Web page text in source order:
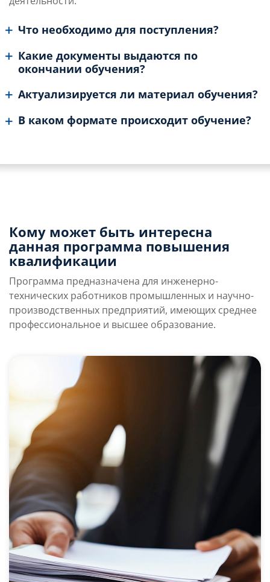
Что необходимо для поступления?
Какие документы выдаются по
окончании обучения?
Актуализируется ли материал обучения?
В каком формате происходит обучение?
Кому может быть интересна
данная программа повышения
квалификации
Программа предназначена для инженерно-
технических работников промышленных и научно-
производственных предприятий, имеющих среднее
профессиональное и высшее образование.